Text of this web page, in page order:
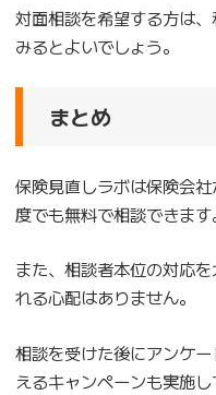
対面相談を希望する方は
みるとよいでしょう。
まとめ
保険見直しラボは保険会
度でも無料で相談できます
また、相談者本位の対応
れる心配はありません。
相談を受けた後にアンケ
えるキャンペーンも実施